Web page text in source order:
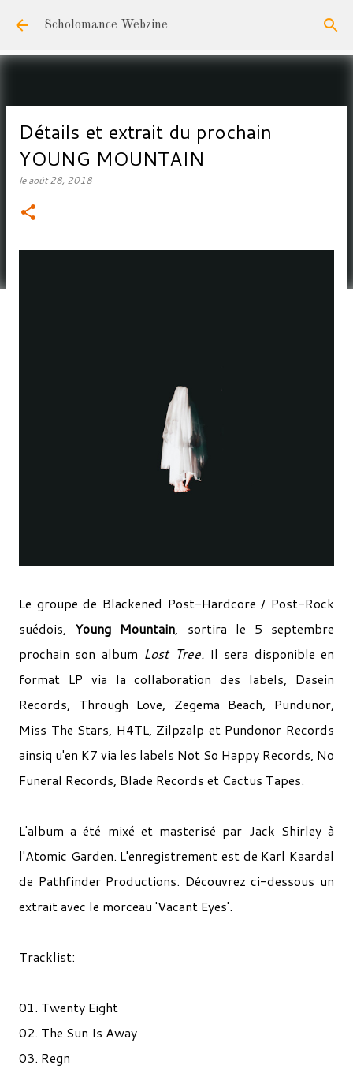
Accéder au contenu principal
Scholomance Webzine
Détails et extrait du prochain
YOUNG MOUNTAIN
leaoût 28, 2018
Le groupe de Blackened Post-Hardcore / Post-Rock
suédois, Young Mountain, sortira le 5 septembre
prochain son album Lost Tree.Il sera disponible en
format LP via la collaboration des labels, Dasein
Records, Through Love, Zegema Beach, Pundunor,
Miss The Stars, H4TL, Zilpzalp et Pundonor Records
ainsiq u'en K7 via les labels Not So Happy Records, No
Funeral Records, Blade Records et Cactus Tapes.
L'album a été mixé et masterisé par Jack Shirley à
l'Atomic Garden. L'enregistrement est de Karl Kaardal
de Pathfinder Productions. Découvrez ci-dessous un
extrait avec le morceau 'Vacant Eyes'.
Tracklist:
01. Twenty Eight
02. The Sun Is Away
03. Regn